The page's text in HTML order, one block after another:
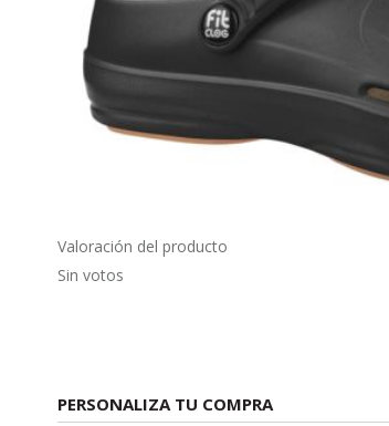
Valoración del producto
Sin votos
PERSONALIZA TU COMPRA